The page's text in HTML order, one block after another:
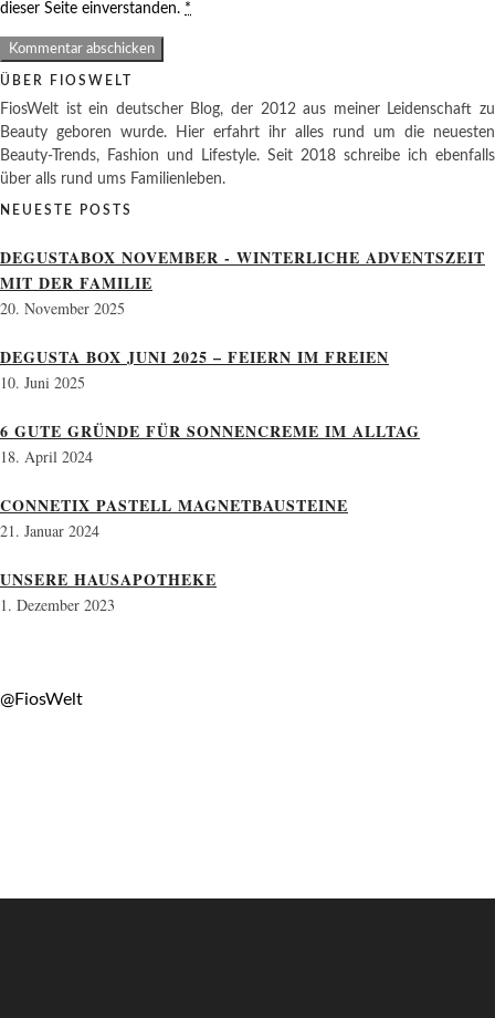
dieser Seite einverstanden. *
ÜBER FIOSWELT
FiosWelt ist ein deutscher Blog, der 2012 aus meiner Leidenschaft zu
Beauty geboren wurde. Hier erfahrt ihr alles rund um die neuesten
Beauty-Trends, Fashion und Lifestyle. Seit 2018 schreibe ich ebenfalls
über alls rund ums Familienleben.
NEUESTE POSTS
DEGUSTABOX NOVEMBER - WINTERLICHE ADVENTSZEIT
MIT DER FAMILIE
20. November 2025
DEGUSTA BOX JUNI 2025 – FEIERN IM FREIEN
10. Juni 2025
6 GUTE GRÜNDE FÜR SONNENCREME IM ALLTAG
18. April 2024
CONNETIX PASTELL MAGNETBAUSTEINE
21. Januar 2024
UNSERE HAUSAPOTHEKE
1. Dezember 2023
@FiosWelt